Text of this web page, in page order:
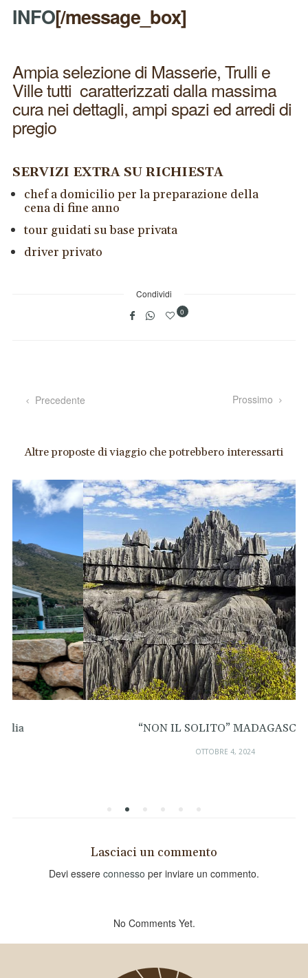
INFO[/message_box]
Ampia selezione di Masserie, Trulli e
Ville tutti caratterizzati dalla massima
cura nei dettagli, ampi spazi ed arredi di
pregio
SERVIZI EXTRA SU RICHIESTA
chef a domicilio per la preparazione della
cena di fine anno
tour guidati su base privata
driver privato
Condividi
0
Precedente Prossimo
Altre proposte di viaggio che potrebbero interessarti
“NON IL SOLITO” MADAGASCAR
Lasciaci un commento
Devi essere connesso per inviare un commento.
No Comments Yet.